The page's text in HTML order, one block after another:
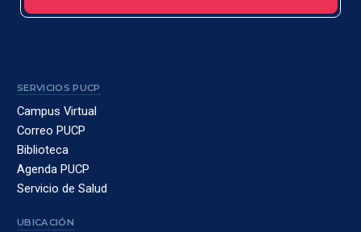
SERVICIOS PUCP
Campus Virtual
Correo PUCP
Biblioteca
Agenda PUCP
Servicio de Salud
UBICACIÓN